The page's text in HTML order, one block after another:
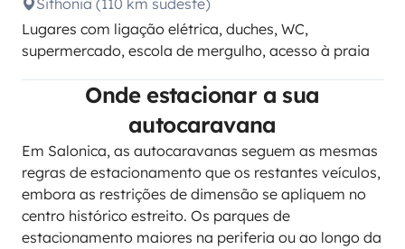
Sithonia (110 km sudeste)
Lugares com ligação elétrica, duches, WC,
supermercado, escola de mergulho, acesso à praia
Onde estacionar a sua
autocaravana
Em Salonica, as autocaravanas seguem as mesmas
regras de estacionamento que os restantes veículos,
embora as restrições de dimensão se apliquem no
centro histórico estreito. Os parques de
estacionamento maiores na periferia ou ao longo da